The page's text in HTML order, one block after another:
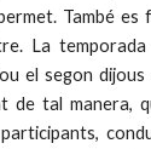
També es
La temporada
el segon dijous
de tal manera,